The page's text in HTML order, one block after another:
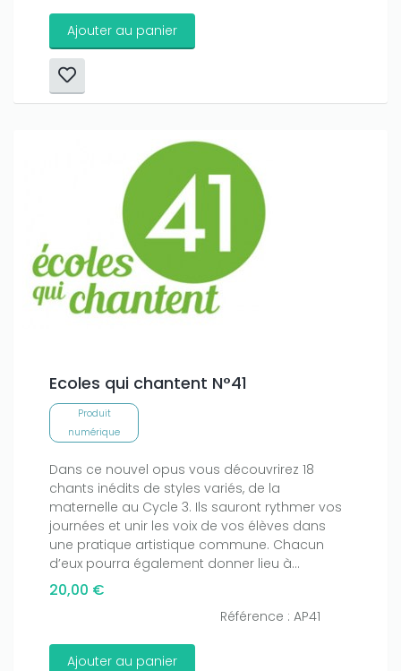
Ajouter au panier
Ecoles qui chantent N°41
Produit
numérique
Dans ce nouvel opus vous découvrirez 18
chants inédits de styles variés, de la
maternelle au Cycle 3. Ils sauront rythmer vos
journées et unir les voix de vos élèves dans
une pratique artistique commune. Chacun
d’eux pourra également donner lieu à...
20,00 €
Référence : AP41
Ajouter au panier
amount on your credits!